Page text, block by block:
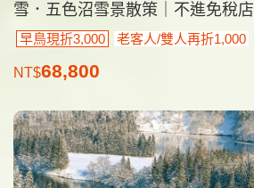
雪．五色沼雪景散策｜不進免稅店
早鳥現折3,000 老客人/雙人再折1,000
NT$68,800